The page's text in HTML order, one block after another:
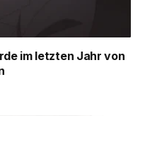
im letzten Jahr von